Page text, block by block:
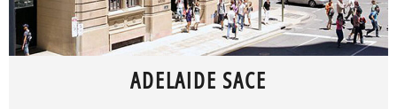
ADELAIDE SACE